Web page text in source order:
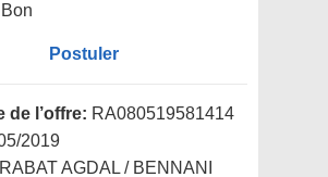
Postuler
de l’offre: RA080519581414
2019
RABAT AGDAL / BENNANI